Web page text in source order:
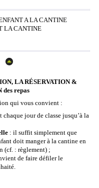
A LA CANTINE
LA CANTINE
LA RÉSERVATION &
des repas
qui vous convient :
chaque jour de classe jusqu’à la
: il suffit simplement que
doit manger à la cantine en
(cf. : règlement) ;
de faire défiler le